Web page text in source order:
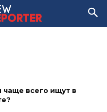
чаще всего ищут в